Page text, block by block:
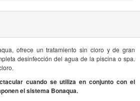
ofrece un tratamiento sin cloro y de gran
desinfección del agua de la piscina o spa.
cuando se utiliza en conjunto con el
el sistema Bonaqua.